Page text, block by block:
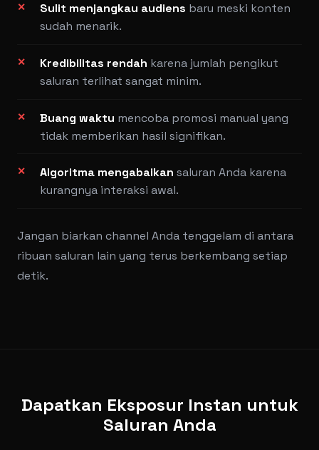
Sulit menjangkau audiens baru meski konten
sudah menarik.
Kredibilitas rendah karena jumlah pengikut
saluran terlihat sangat minim.
Buang waktu mencoba promosi manual yang
tidak memberikan hasil signifikan.
Algoritma mengabaikan saluran Anda karena
kurangnya interaksi awal.
Jangan biarkan channel Anda tenggelam di antara
ribuan saluran lain yang terus berkembang setiap
detik.
Dapatkan Eksposur Instan untuk
Saluran Anda